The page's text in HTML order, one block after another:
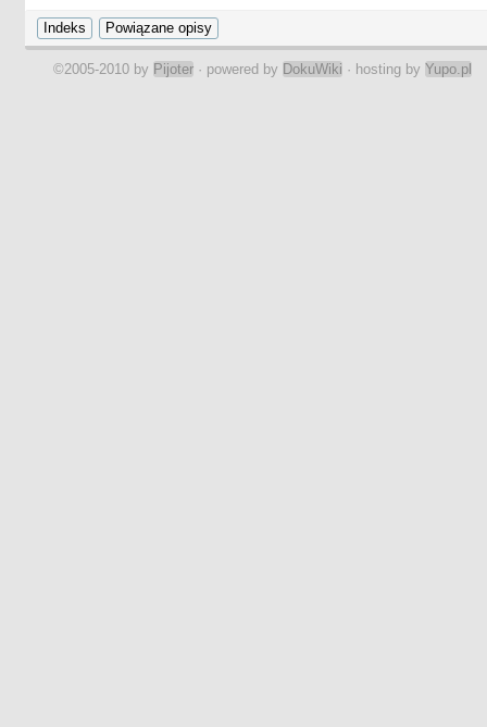
©2005-2010 by Pijoter · powered by DokuWiki · hosting by Yupo.pl